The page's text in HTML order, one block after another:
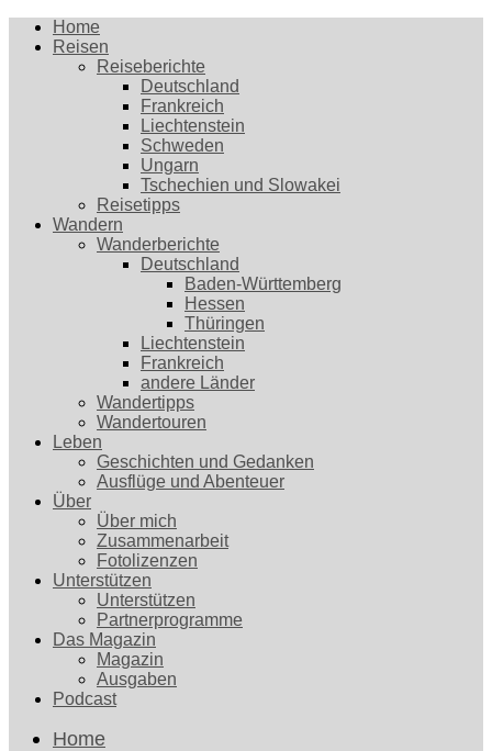
Home
Reisen
Reiseberichte
Deutschland
Frankreich
Liechtenstein
Schweden
Ungarn
Tschechien und Slowakei
Reisetipps
Wandern
Wanderberichte
Deutschland
Baden-Württemberg
Hessen
Thüringen
Liechtenstein
Frankreich
andere Länder
Wandertipps
Wandertouren
Leben
Geschichten und Gedanken
Ausflüge und Abenteuer
Über
Über mich
Zusammenarbeit
Fotolizenzen
Unterstützen
Unterstützen
Partnerprogramme
Das Magazin
Magazin
Ausgaben
Podcast
Home